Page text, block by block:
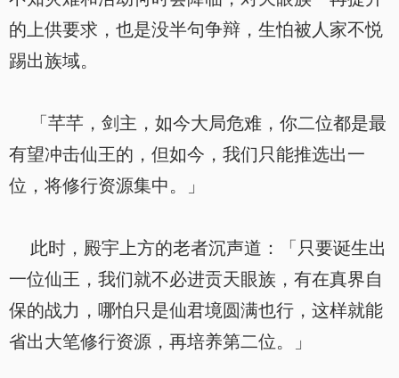
的上供要求，也是没半句争辩，生怕被人家不悦
踢出族域。
「芊芊，剑主，如今大局危难，你二位都是最
有望冲击仙王的，但如今，我们只能推选出一
位，将修行资源集中。」
此时，殿宇上方的老者沉声道：「只要诞生出
一位仙王，我们就不必进贡天眼族，有在真界自
保的战力，哪怕只是仙君境圆满也行，这样就能
省出大笔修行资源，再培养第二位。」